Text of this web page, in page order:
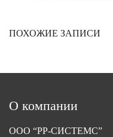
ПОХОЖИЕ ЗАПИСИ
О компании
ООО “РР-СИСТЕМС”